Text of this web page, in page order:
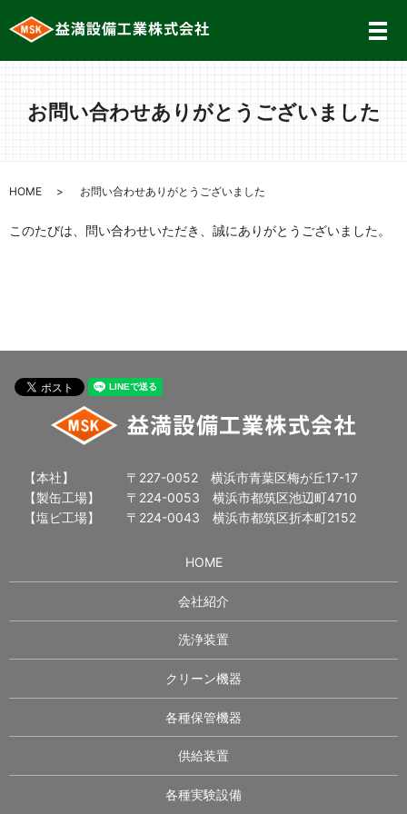
メ
お問い合わせありがとうございました
HOME お問い合わせありがとうございました
このたびは、問い合わせいただき、誠にありがとうございました。
【本社】
〒227-0052 横浜市青葉区梅が丘17-17
【製缶工場】
〒224-0053 横浜市都筑区池辺町4710
【塩ビ工場】
〒224-0043 横浜市都筑区折本町2152
HOME
会社紹介
洗浄装置
クリーン機器
各種保管機器
供給装置
各種実験設備